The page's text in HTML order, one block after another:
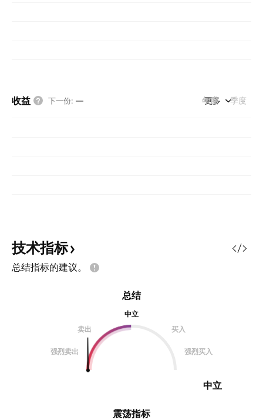
收益 下一份: — 年度 季度
更多
技术指标
总结指标的建议。
震荡指标
总结
中立
卖出
买入
强烈卖出 强烈买入
中立